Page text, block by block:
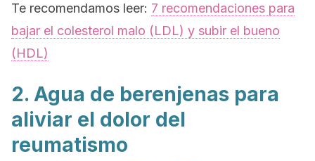
Te recomendamos leer: 7 recomendaciones para
bajar el colesterol malo (LDL) y subir el bueno
(HDL)
2. Agua de berenjenas para
aliviar el dolor del
reumatismo